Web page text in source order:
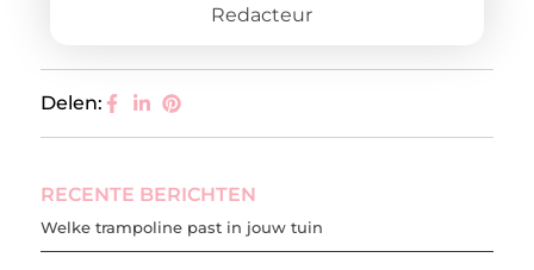
Redacteur
Delen:
RECENTE BERICHTEN
Welke trampoline past in jouw tuin